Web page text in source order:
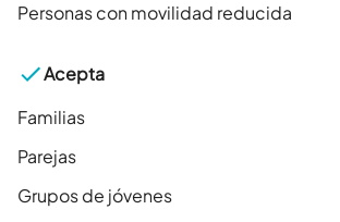
Personas con movilidad reducida
Acepta
Familias
Parejas
Grupos de jóvenes